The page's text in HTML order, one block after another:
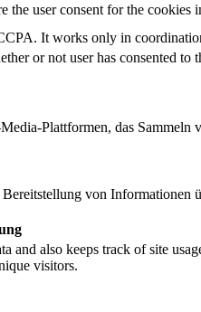
user consent for the cookies
It works only in
or not user has consented to
Plattformen, das Sammeln
von Informationen
and also keeps track of site
visitors.